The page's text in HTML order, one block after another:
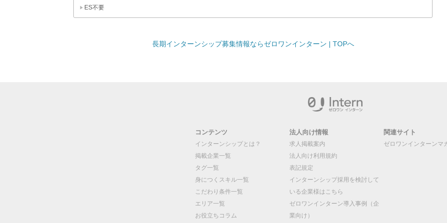
ES不要
長期インターンシップ募集情報ならゼロワンインターン | TOPへ
コンテンツ
インターンシップとは？
掲載企業一覧
タグ一覧
身につくスキル一覧
こだわり条件一覧
エリア一覧
お役立ちコラム
法人向け情報
求人掲載案内
法人向け利用規約
表記規定
インターンシップ採用を検討して
いる企業様はこちら
ゼロワンインターン導入事例（企
業向け）
関連サイト
ゼロワンインターンマ